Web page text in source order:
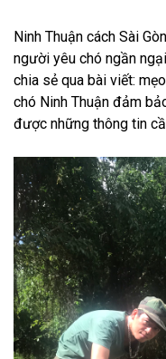
Ninh Thuận cách Sài
người yêu chó ngần
chia sẻ qua bài viết:
chó Ninh Thuận đảm
được những thông tin